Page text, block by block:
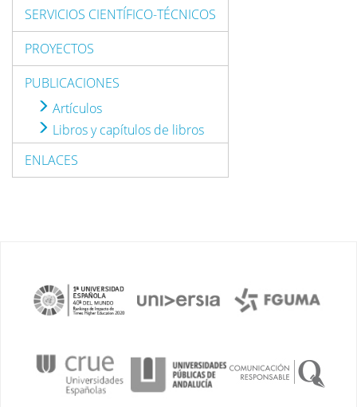
SERVICIOS CIENTÍFICO-TÉCNICOS
PROYECTOS
PUBLICACIONES
Artículos
Libros y capítulos de libros
ENLACES